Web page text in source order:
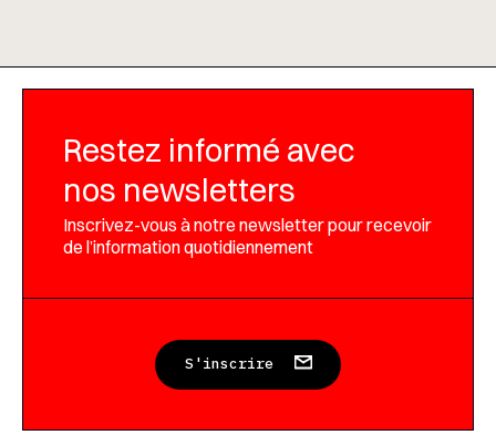
Restez informé avec
nos newsletters
Inscrivez-vous à notre newsletter pour recevoir
de l’information quotidiennement
S'inscrire